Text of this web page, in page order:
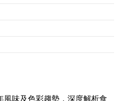
風味及色彩趨勢，深度解析食